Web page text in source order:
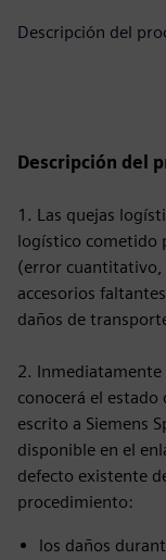
Descripción del
Descripción del
1. Las quejas
logístico cometido
(error cuantitativo,
accesorios
daños de
2. Inmediatamente
conocerá el
escrito a Siemens
disponible en el
defecto existente
procedimiento:
los daños